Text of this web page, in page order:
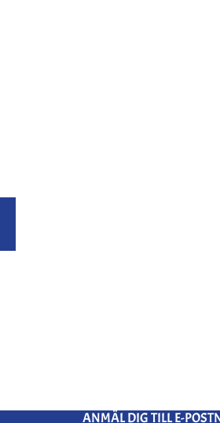
ANMÄL DIG TILL E-